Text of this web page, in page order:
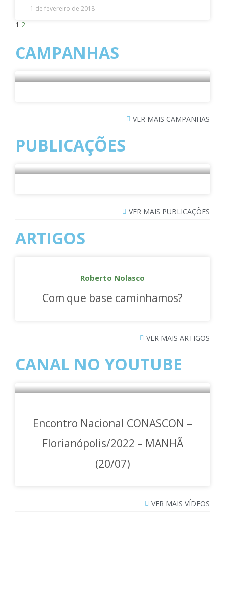
1 de fevereiro de 2018
1 2
CAMPANHAS
VER MAIS CAMPANHAS
PUBLICAÇÕES
VER MAIS PUBLICAÇÕES
ARTIGOS
Roberto Nolasco
Com que base caminhamos?
VER MAIS ARTIGOS
CANAL NO YOUTUBE
Encontro Nacional CONASCON –
Florianópolis/2022 – MANHÃ
(20/07)
VER MAIS VÍDEOS